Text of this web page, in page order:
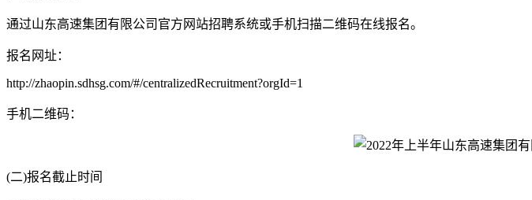
通过山东高速集团有限公司官方网站招聘系统或手机扫描二维码在线报名。
报名网址：
http://zhaopin.sdhsg.com/#/centralizedRecruitment?orgId=1
手机二维码：
(二)报名截止时间